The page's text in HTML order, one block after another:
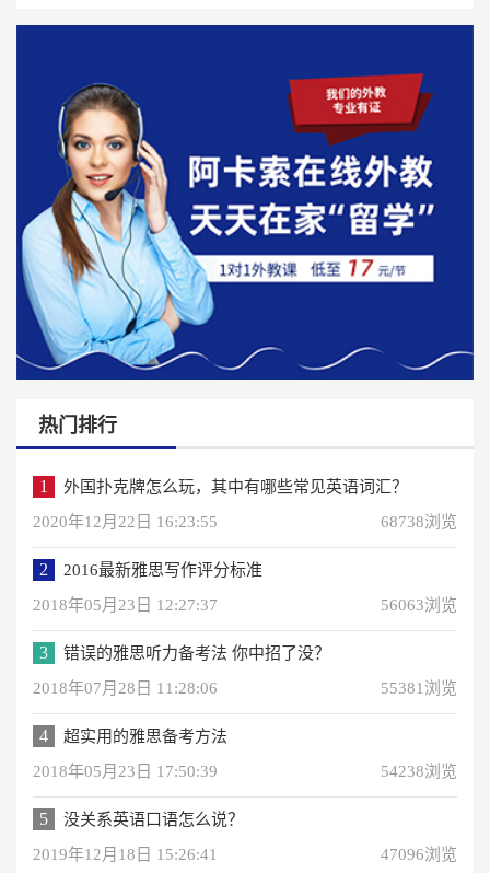
热门排行
1
外国扑克牌怎么玩，其中有哪些常见英语词汇？
2020年12月22日 16:23:55
68738浏览
2
2016最新雅思写作评分标准
2018年05月23日 12:27:37
56063浏览
3
错误的雅思听力备考法 你中招了没？
2018年07月28日 11:28:06
55381浏览
4
超实用的雅思备考方法
2018年05月23日 17:50:39
54238浏览
5
没关系英语口语怎么说？
2019年12月18日 15:26:41
47096浏览